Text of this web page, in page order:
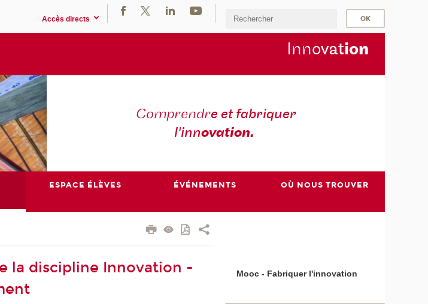
Accès directs
Innovation
Comprendre et fabriquer
l'innovation.
ESPACE ÉLÈVES ÉVÉNEMENTS OÙ NOUS TROUVER
la discipline Innovation -
Mooc - Fabriquer l'innovation